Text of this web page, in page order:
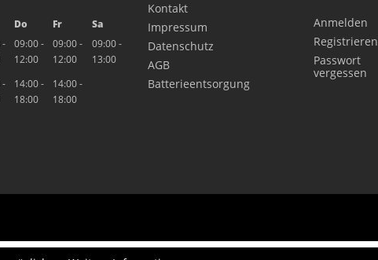
Do Fr
Sa
-
09:00 -
12:00
09:00 -
12:00
09:00 -
13:00
-
14:00 -
18:00
14:00 -
18:00
Kontakt
Impressum
Datenschutz
AGB
Batterieentsorgung
Anmelden
Registrieren
Passwort
vergessen